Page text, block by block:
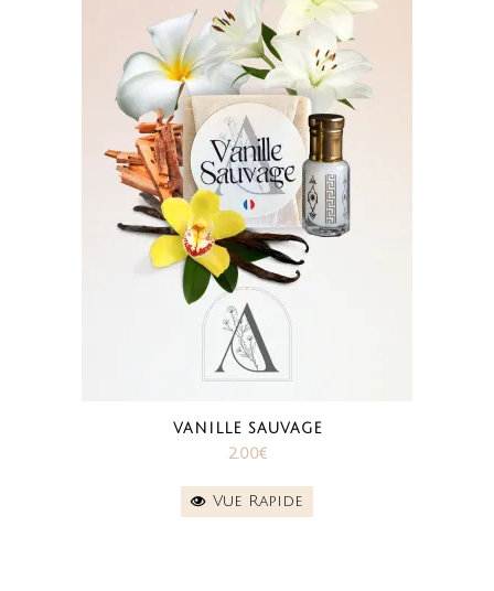
VANILLE SAUVAGE
2.00€
Vue Rapide